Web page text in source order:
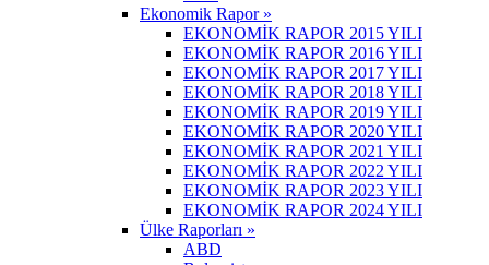
Ekonomik Rapor »
EKONOMİK RAPOR 2015 YILI
EKONOMİK RAPOR 2016 YILI
EKONOMİK RAPOR 2017 YILI
EKONOMİK RAPOR 2018 YILI
EKONOMİK RAPOR 2019 YILI
EKONOMİK RAPOR 2020 YILI
EKONOMİK RAPOR 2021 YILI
EKONOMİK RAPOR 2022 YILI
EKONOMİK RAPOR 2023 YILI
EKONOMİK RAPOR 2024 YILI
Ülke Raporları »
ABD